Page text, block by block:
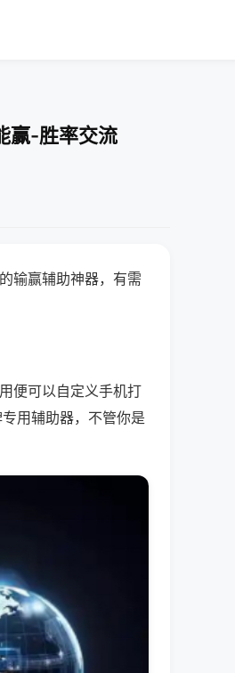
赢-胜率交流
输赢辅助神器，有需
便可以自定义手机打
用辅助器，不管你是